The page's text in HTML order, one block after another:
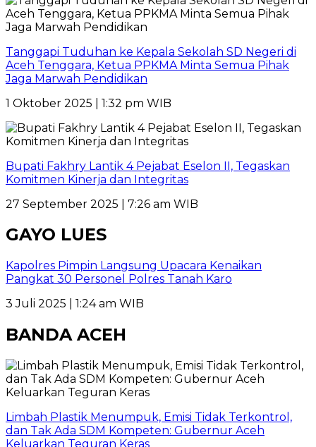
Tanggapi Tuduhan ke Kepala Sekolah SD Negeri di
Aceh Tenggara, Ketua PPKMA Minta Semua Pihak
Jaga Marwah Pendidikan
1 Oktober 2025 | 1:32 pm WIB
Bupati Fakhry Lantik 4 Pejabat Eselon II, Tegaskan
Komitmen Kinerja dan Integritas
27 September 2025 | 7:26 am WIB
GAYO LUES
Kapolres Pimpin Langsung Upacara Kenaikan
Pangkat 30 Personel Polres Tanah Karo
3 Juli 2025 | 1:24 am WIB
BANDA ACEH
Limbah Plastik Menumpuk, Emisi Tidak Terkontrol,
dan Tak Ada SDM Kompeten: Gubernur Aceh
Keluarkan Teguran Keras